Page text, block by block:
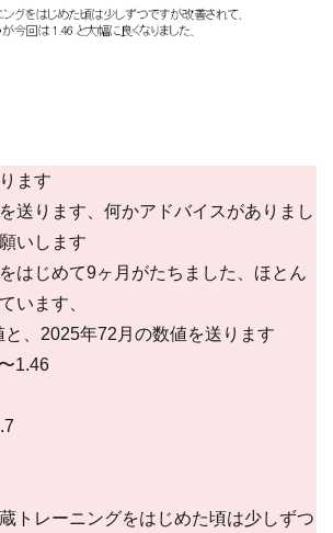
ます
送ります、何かアドバイスがありまし
いします
はじめて9ヶ月がたちました、ほとん
います、
、2025年72月の数値を送ります
1.46
トレーニングをはじめた頃は少しずつ